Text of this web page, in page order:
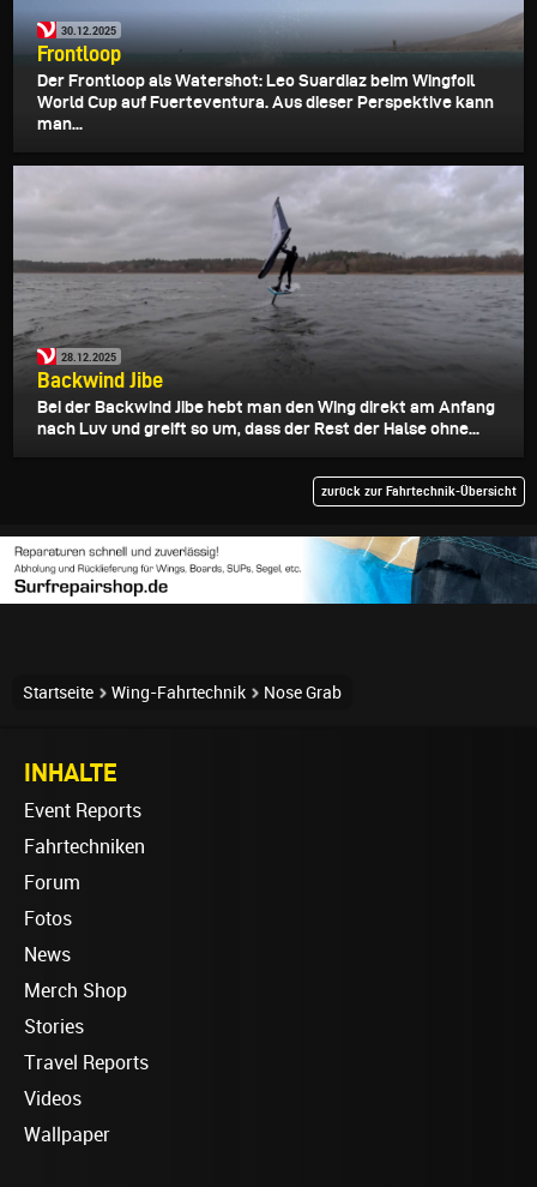
30.12.2025
Frontloop
Der Frontloop als Watershot: Leo Suardiaz beim Wingfoil
World Cup auf Fuerteventura. Aus dieser Perspektive kann
man...
28.12.2025
Backwind Jibe
Bei der Backwind Jibe hebt man den Wing direkt am Anfang
nach Luv und greift so um, dass der Rest der Halse ohne...
zurück zur Fahrtechnik-Übersicht
Startseite Wing-Fahrtechnik Nose Grab
INHALTE
Event Reports
Fahrtechniken
Forum
Fotos
News
Merch Shop
Stories
Travel Reports
Videos
Wallpaper